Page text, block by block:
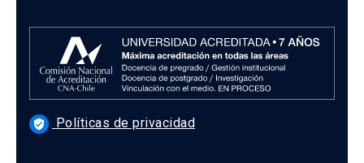
verified_user Políticas de privacidad